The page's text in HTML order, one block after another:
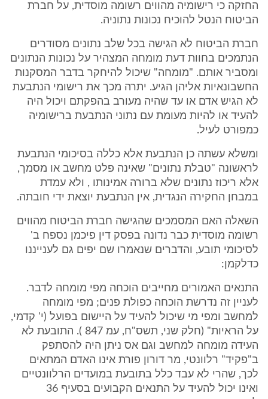
החזקה כי רישומיה מהווים רשומה מוסדית, על חברת
הביטוח הנטל להוכיח נכונות נתוניה.
חברת הביטוח לא הגישה בכל שלב נתונים מסודרים
הנתמכים בחוות דעת מומחה המצהיר על נכונות הנתונים
ומסביר אותם. "מומחה" שיכול להיחקר בדבר המסקנות
החשבונאיות אליהן הגיע. יתרה מכך את רישומי הנתבעת
לא הגיש אדם או עד שהיה מעורב בהפקתם ויכול היה
להעיד או להיות מעומת עם נתוני הנתבעת ברישומיה
כמפורט לעיל.
ומשלא עשתה כן הנתבעת אלא כללה בסיכומי הנתבעת
לראשונה "טבלת נתונים" שאינה פלט מחשב או מסמך,
אלא ריכוז נתונים שלא ברורה אמינותו , ולא עמדת
במבחן החקירה הנגדית, אין הנתבעת יוצאת ידי חובתה.
השאלה האם המסמכים שהגישה חברת הביטוח מהווים
רשומה מוסדית כבר נדונה בפסק דין פיכמן נספח ב'
לסיכומי תובע, והדברים שנאמרו שם יפים גם לענייננו
כדלקמן:
התנאים האמורים מחייבים הוכחה מפי מומחה לדבר.
לעניין זה נדרשת הוכחה כפולת פנים; מפי מומחה
למחשב ומפי מי שיכול להעיד על היישום בפועל (י' קדמי,
על הראיות" (חלק שני, תשס"ח, עמ 847 ). התובעת לא
העידה מומחה למחשב וגם אס ניתן היה להסתפק
ב"פקיד" רלוונטי, מר דורון פורת אינו האדם המתאים
לכך, שהרי לא עבד כלל בתובעת במועדים הרלוונטיים
ואינו יכול להעיד על התנאים הקבועים בסעיף 36